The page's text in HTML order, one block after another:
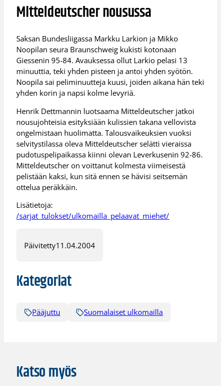
Mitteldeutscher nousussa
Saksan Bundesliigassa Markku Larkion ja Mikko
Noopilan seura Braunschweig kukisti kotonaan
Giessenin 95-84. Avauksessa ollut Larkio pelasi 13
minuuttia, teki yhden pisteen ja antoi yhden syötön.
Noopila sai peliminuutteja kuusi, joiden aikana hän teki
yhden korin ja napsi kolme levyriä.
Henrik Dettmannin luotsaama Mitteldeutscher jatkoi
nousujohteisia esityksiään kulissien takana vellovista
ongelmistaan huolimatta. Talousvaikeuksien vuoksi
selvitystilassa oleva Mitteldeutscher selätti vieraissa
pudotuspelipaikassa kiinni olevan Leverkusenin 92-86.
Mitteldeutscher on voittanut kolmesta viimeisestä
pelistään kaksi, kun sitä ennen se hävisi seitsemän
ottelua peräkkäin.
Lisätietoja:
/sarjat_tulokset/ulkomailla_pelaavat_miehet/
Päivitetty11.04.2004
Kategoriat
Pääjuttu Suomalaiset ulkomailla
Katso myös